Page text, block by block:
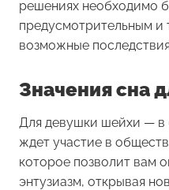
решениях необходимо
предусмотрительным и
возможные
Значения сна
Для девушки шейхи — в
ждет участие в
которое позволит вам
энтузиазм, открывая